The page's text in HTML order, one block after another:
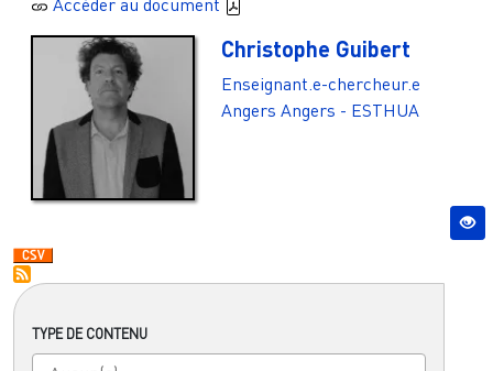
TYPE DE CONTENU
Accèder au document
Christophe Guibert
Enseignant.e-chercheur.e
Angers Angers - ESTHUA